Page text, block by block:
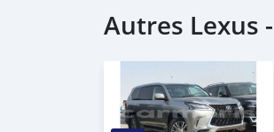
Autres Lexus